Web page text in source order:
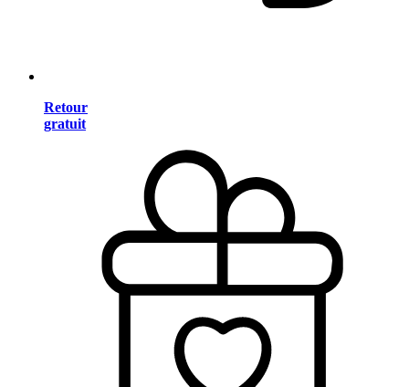
Retour
gratuit